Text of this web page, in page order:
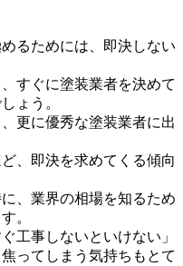
るためには、即決しない
すぐに塗装業者を決めて
ょう。
更に優秀な塗装業者に出
、即決を求めてくる傾向
、業界の相場を知るため
。
工事しないといけない」
ってしまう気持ちもとて